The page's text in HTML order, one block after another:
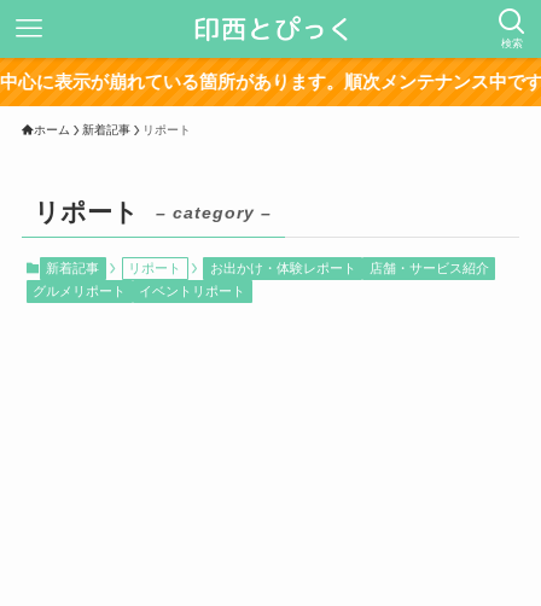
検索
示が崩れている箇所があります。順次メンテナンス中です。
ホーム 新着記事 リポート
リポート – category –
新着記事 リポート お出かけ・体験レポート
店舗・サービス紹介
グルメリポート
イベントリポート